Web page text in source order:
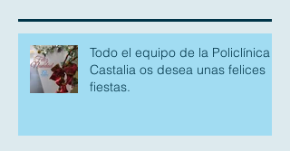
Todo el equipo de la Policlínica
Castalia os desea unas felices
fiestas.